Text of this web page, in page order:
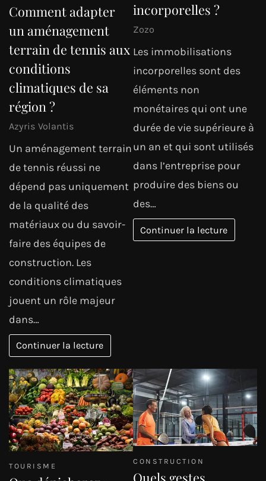
Comment adapter
un aménagement
terrain de tennis aux
conditions
climatiques de sa
région ?
Azyris Volantis
Un aménagement terrain
de tennis réussi ne
dépend pas uniquement
de la qualité des
matériaux ou du savoir-
faire des équipes de
construction. Les
conditions climatiques
jouent un rôle majeur
dans…
Continuer la lecture
incorporelles ?
Zozo
Les immobilisations
incorporelles sont des
éléments non
monétaires qui ont une
durée de vie supérieure à
un an et qui sont utilisés
dans l’entreprise pour
produire des biens ou
des…
Continuer la lecture
TOURISME
CONSTRUCTION
Quels gestes